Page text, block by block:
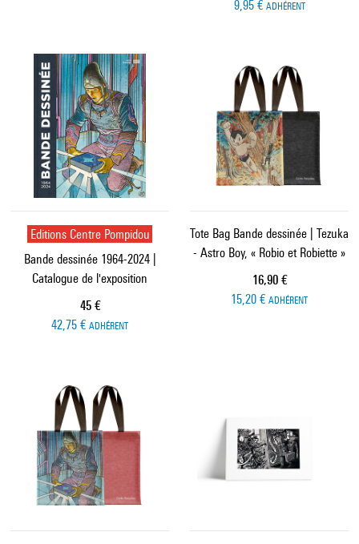
9,95 € ADHÉRENT
Editions Centre Pompidou
Bande dessinée 1964-2024 |
Catalogue de l'exposition
Prix ​​actuel
45 €
42,75 € ADHÉRENT
Tote Bag Bande dessinée | Tezuka
- Astro Boy, « Robio et Robiette »
Prix ​​actuel
16,90 €
15,20 € ADHÉRENT